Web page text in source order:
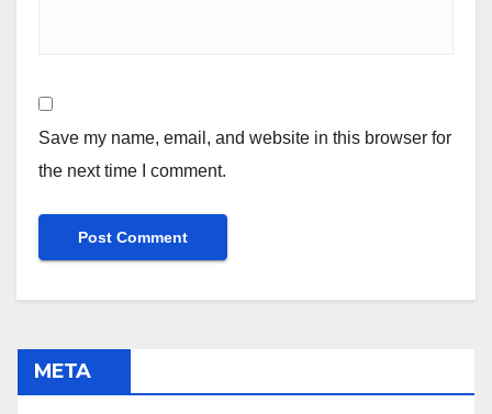
Save my name, email, and website in this browser for
the next time I comment.
META